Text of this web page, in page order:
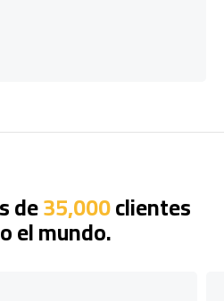
de35,000clientes
el mundo.